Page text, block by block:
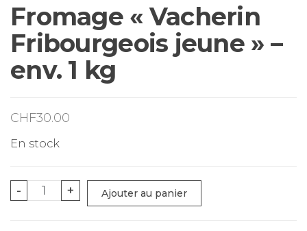
Fromage « Vacherin
Fribourgeois jeune » –
env. 1 kg
CHF30.00
En stock
-
quantité
+ Ajouter au panier